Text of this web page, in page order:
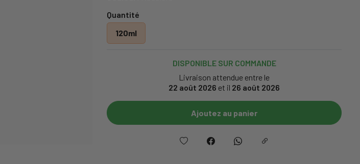
Quantité
120ml
DISPONIBLE SUR COMMANDE
Livraison attendue entre le
22 août 2026 et il 26 août 2026
Ajoutez au panier